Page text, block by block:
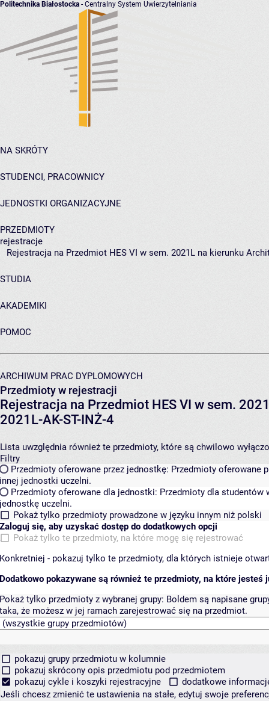
Politechnika Białostocka - Centralny System Uwierzytelniania
NA SKRÓTY
STUDENCI, PRACOWNICY
JEDNOSTKI ORGANIZACYJNE
PRZEDMIOTY
rejestracje
Rejestracja na Przedmiot HES VI w sem. 2021L na kierunku
STUDIA
AKADEMIKI
POMOC
ARCHIWUM PRAC DYPLOMOWYCH
Przedmioty w rejestracji
Rejestracja na Przedmiot HES VI w sem.
2021L-AK-ST-INŻ-4
Lista uwzględnia również te przedmioty, które są chwilowo
Filtry
Przedmioty oferowane przez jednostkę: Przedmioty oferowane
innej jednostki uczelni.
Przedmioty oferowane dla jednostki: Przedmioty dla studentów
jednostkę uczelni.
Pokaż tylko przedmioty prowadzone w języku innym niż polski
Zaloguj się, aby uzyskać dostęp do dodatkowych opcji
Pokaż tylko te przedmioty, na które mogę się rejestrować
Konkretniej - pokazuj tylko te przedmioty, dla których istnieje
Dodatkowo pokazywane są również te przedmioty, na które jesteś
Pokaż tylko przedmioty z wybranej grupy: Boldem są napisane
taka, że możesz w jej ramach zarejestrować się na przedmiot.
pokazuj grupy przedmiotu w kolumnie
pokazuj skrócony opis przedmiotu pod przedmiotem
pokazuj cykle i koszyki rejestracyjne
dodatkowe
Jeśli chcesz zmienić te ustawienia na stałe, edytuj swoje